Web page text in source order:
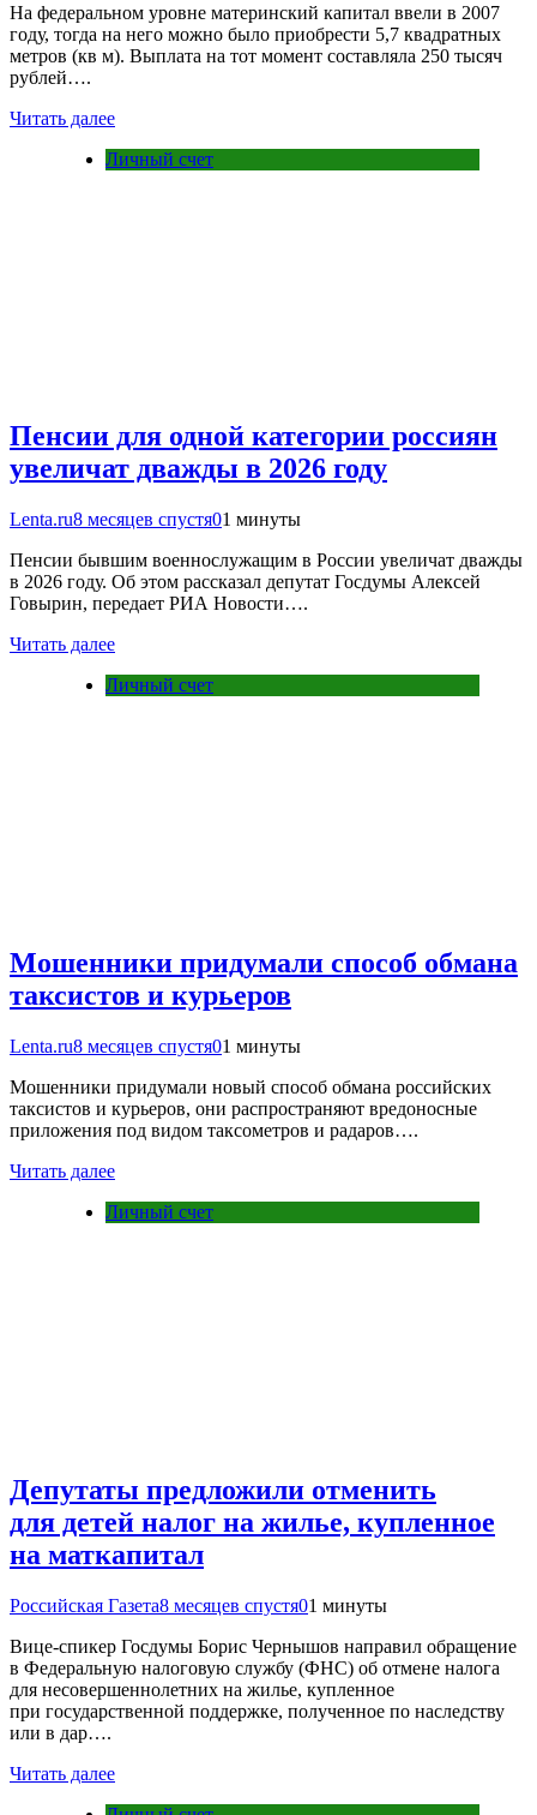
На федеральном уровне материнский капитал ввели в 2007
году, тогда на него можно было приобрести 5,7 квадратных
метров (кв м). Выплата на тот момент составляла 250 тысяч
рублей….
Читать далее
Личный счет
Пенсии для одной категории россиян
увеличат дважды в 2026 году
Lenta.ru8 месяцев спустя01 минуты
Пенсии бывшим военнослужащим в России увеличат дважды
в 2026 году. Об этом рассказал депутат Госдумы Алексей
Говырин, передает РИА Новости….
Читать далее
Личный счет
Мошенники придумали способ обмана
таксистов и курьеров
Lenta.ru8 месяцев спустя01 минуты
Мошенники придумали новый способ обмана российских
таксистов и курьеров, они распространяют вредоносные
приложения под видом таксометров и радаров….
Читать далее
Личный счет
Депутаты предложили отменить
для детей налог на жилье, купленное
на маткапитал
Российская Газета8 месяцев спустя01 минуты
Вице-спикер Госдумы Борис Чернышов направил обращение
в Федеральную налоговую службу (ФНС) об отмене налога
для несовершеннолетних на жилье, купленное
при государственной поддержке, полученное по наследству
или в дар….
Читать далее